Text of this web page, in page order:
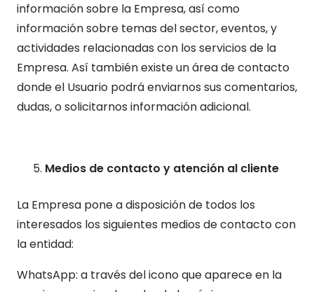
información sobre la Empresa, así como
información sobre temas del sector, eventos, y
actividades relacionadas con los servicios de la
Empresa. Así también existe un área de contacto
donde el Usuario podrá enviarnos sus comentarios,
dudas, o solicitarnos información adicional.
Medios de contacto y atención al cliente
La Empresa pone a disposición de todos los
interesados los siguientes medios de contacto con
la entidad:
WhatsApp: a través del icono que aparece en la